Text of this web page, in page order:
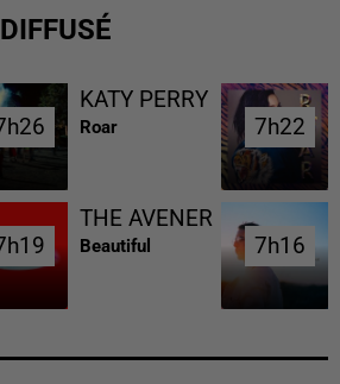
KATY PERRY
Roar 7h22
7h22
THE AVENER
Beautiful 7h16
7h16